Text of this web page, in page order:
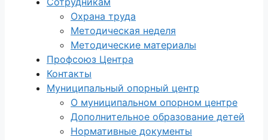
Охрана труда
Методическая неделя
Методические материалы
Профсоюз Центра
Контакты
Муниципальный опорный центр
О муниципальном опорном центре
Дополнительное образование детей
Нормативные документы